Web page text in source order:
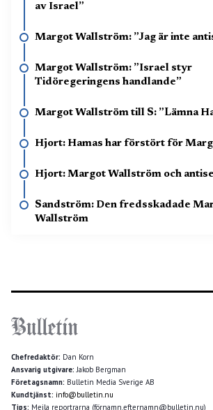
av Israel”
Margot Wallström: ”Jag är inte
Margot Wallström: ”Israel styr
Tidöregeringens handlande”
Margot Wallström till S: ”Lämna
Hjort: Hamas har förstört för
Hjort: Margot Wallström och
Sandström: Den fredsskadade
Wallström
Chefredaktör: Dan Korn
Ansvarig utgivare: Jakob Bergman
Företagsnamn: Bulletin Media Sverige AB
Kundtjänst: info@bulletin.nu
Tips: Mejla reportrarna (förnamn.efternamn@bulletin.nu)